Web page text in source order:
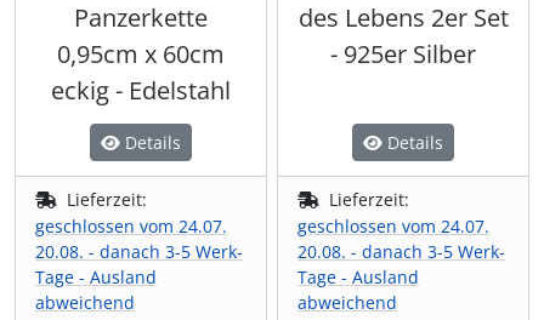
Panzerkette
0,95cm x 60cm
eckig - Edelstahl
Details
Lieferzeit:
geschlossen vom 24.07.
20.08. - danach 3-5 Werk-
Tage - Ausland
abweichend
des Lebens 2er Set
- 925er Silber
Details
Lieferzeit:
geschlossen vom 24.07.
20.08. - danach 3-5 Werk-
Tage - Ausland
abweichend